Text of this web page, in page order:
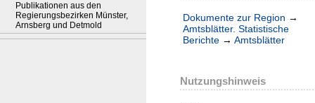
Publikationen aus den
Regierungsbezirken Münster,
Arnsberg und Detmold
Dokumente zur Region →
Amtsblätter. Statistische
Berichte → Amtsblätter
Nutzungshinweis